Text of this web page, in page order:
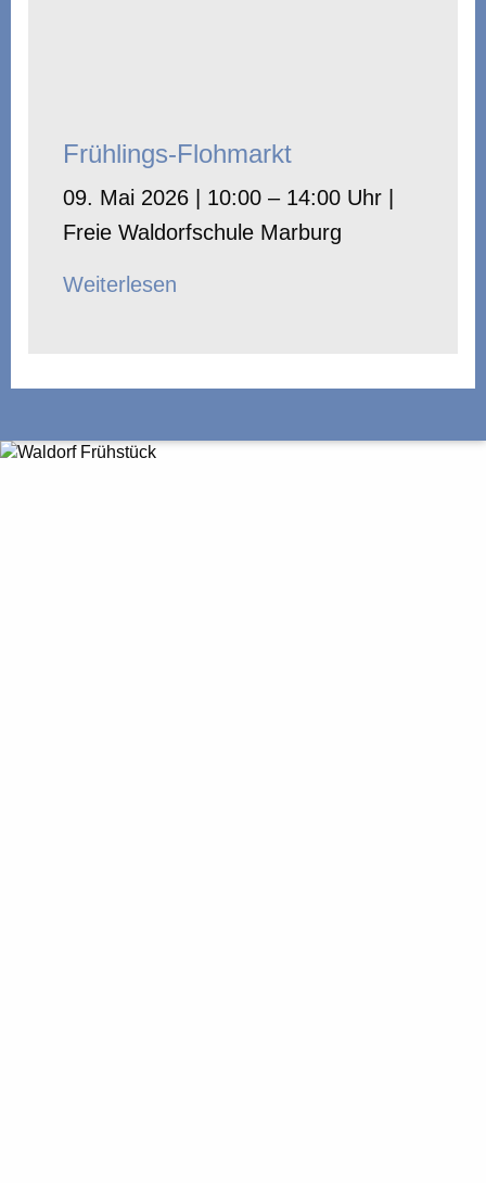
Frühlings-Flohmarkt
09. Mai 2026 | 10:00 – 14:00 Uhr |
Freie Waldorfschule Marburg
Weiterlesen